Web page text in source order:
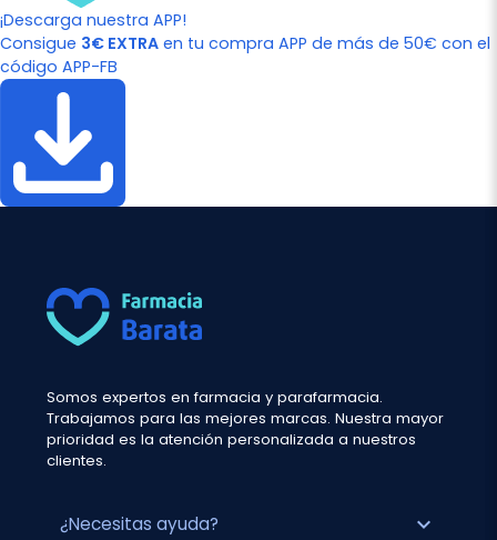
¡Descarga nuestra APP!
Consigue 3€ EXTRA en tu compra APP de más de 50€ con el
código APP-FB
Somos expertos en farmacia y parafarmacia.
Trabajamos para las mejores marcas. Nuestra mayor
prioridad es la atención personalizada a nuestros
clientes.
¿Necesitas ayuda? expand_more